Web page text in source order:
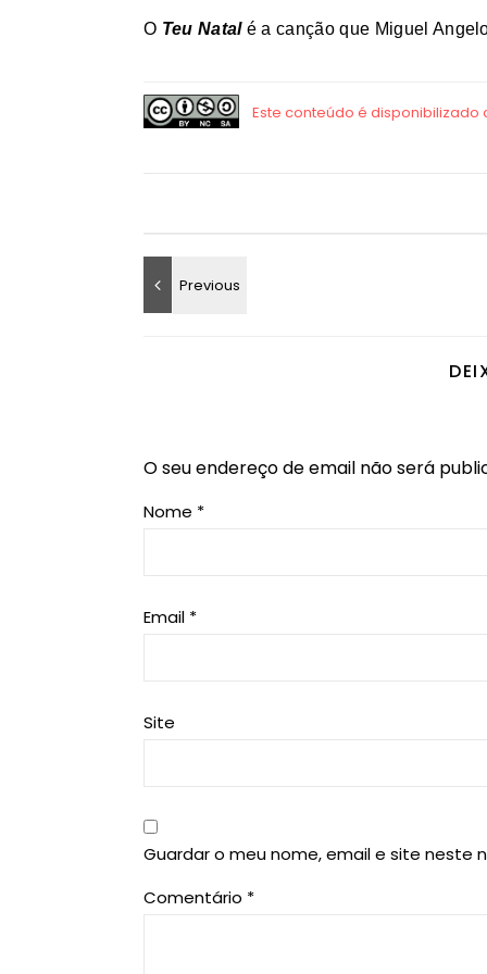
O Teu Natalé a canção que Miguel
O seu endereço de email não será
Nome *
Email *
Site
Guardar o meu nome, email e site neste
Comentário *